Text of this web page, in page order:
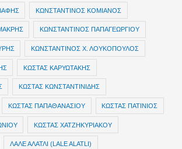
ΚΩΝΣΤΑΝΤΙΝΟΣ ΚΟΜΙΑΝΟΣ
ΚΩΝΣΤΑΝΤΙΝΟΣ ΠΑΠΑΓΕΩΡΓΙΟΥ
ΚΩΝΣΤΑΝΤΙΝΟΣ Χ. ΛΟΥΚΟΠΟΥΛΟΣ
ΚΩΣΤΑΣ ΚΑΡΥΩΤΑΚΗΣ
ΚΩΣΤΑΣ ΚΩΝΣΤΑΝΤΙΝΙΔΗΣ
ΚΩΣΤΑΣ ΠΑΠΑΘΑΝΑΣΙΟΥ ΚΩΣΤΑΣ ΠΑΤΙΝΙΟΣ
ΚΩΣΤΑΣ ΧΑΤΖΗΚΥΡΙΑΚΟΥ
ΛΑΛΕ ΑΛΑΤΛΙ (LALE ALATLI)